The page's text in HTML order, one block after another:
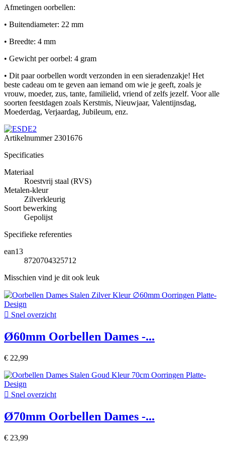
Afmetingen oorbellen:
• Buitendiameter: 22 mm
• Breedte: 4 mm
• Gewicht per oorbel: 4 gram
• Dit paar oorbellen wordt verzonden in een sieradenzakje! Het
beste cadeau om te geven aan iemand om wie je geeft, zoals je
vrouw, moeder, zus, tante, familielid, vriend of zelfs jezelf. Voor alle
soorten feestdagen zoals Kerstmis, Nieuwjaar, Valentijnsdag,
Moederdag, Verjaardag, Jubileum, enz.
Artikelnummer2301676
Specificaties
Materiaal
Roestvrij staal (RVS)
Metalen-kleur
Zilverkleurig
Soort bewerking
Gepolijst
Specifieke referenties
ean13
8720704325712
Misschien vind je dit ook leuk
 Snel overzicht
Ø60mm Oorbellen Dames -...
€ 22,99
 Snel overzicht
Ø70mm Oorbellen Dames -...
€ 23,99